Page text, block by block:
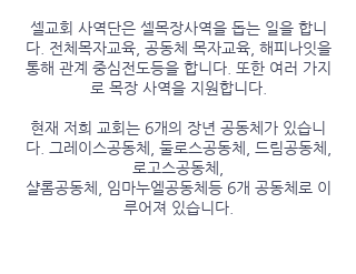
셀교회 사역단은 셀목장사역을 돕는 일을 합니
다. 전체목자교육, 공동체 목자교육, 해피나잇을
통해 관계 중심전도등을 합니다. 또한 여러 가지
로 목장 사역을 지원합니다.
현재 저희 교회는 6개의 장년 공동체가 있습니
다. 그레이스공동체, 둘로스공동체, 드림공동체,
로고스공동체,
샬롬공동체, 임마누엘공동체등 6개 공동체로 이
루어져 있습니다.